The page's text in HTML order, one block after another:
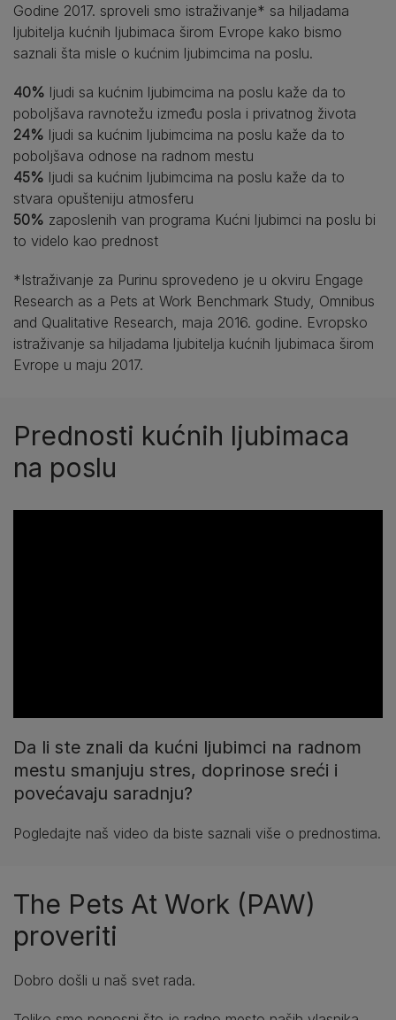
Godine 2017. sproveli smo istraživanje* sa hiljadama
ljubitelja kućnih ljubimaca širom Evrope kako bismo
saznali šta misle o kućnim ljubimcima na poslu.
40% ljudi sa kućnim ljubimcima na poslu kaže da to
poboljšava ravnotežu između posla i privatnog života
24% ljudi sa kućnim ljubimcima na poslu kaže da to
poboljšava odnose na radnom mestu
45% ljudi sa kućnim ljubimcima na poslu kaže da to
stvara opušteniju atmosferu
50% zaposlenih van programa Kućni ljubimci na poslu bi
to videlo kao prednost
*Istraživanje za Purinu sprovedeno je u okviru Engage
Research as a Pets at Work Benchmark Study, Omnibus
and Qualitative Research, maja 2016. godine. Evropsko
istraživanje sa hiljadama ljubitelja kućnih ljubimaca širom
Evrope u maju 2017.
Prednosti kućnih ljubimaca
na poslu
Da li ste znali da kućni ljubimci na radnom
mestu smanjuju stres, doprinose sreći i
povećavaju saradnju?
Pogledajte naš video da biste saznali više o prednostima.
The Pets At Work (PAW)
proveriti
Dobro došli u naš svet rada.